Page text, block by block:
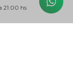
21:00 hs